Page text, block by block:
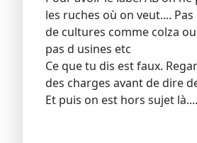
les ruches où on veut....
de cultures comme colza
pas d usines etc
Ce que tu dis est faux.
des charges avant de dire
Et puis on est hors sujet